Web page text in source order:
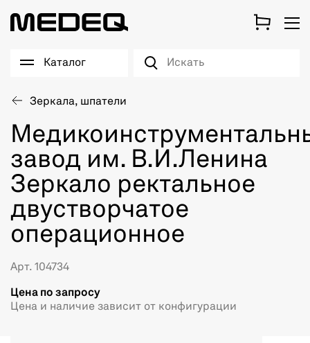
Каталог
Зеркала, шпатели
завод им. В.И.Ленина
Зеркало ректальное
двустворчатое
операционное
Арт. 104734
Цена по запросу
Цена и наличие зависит от конфигурации